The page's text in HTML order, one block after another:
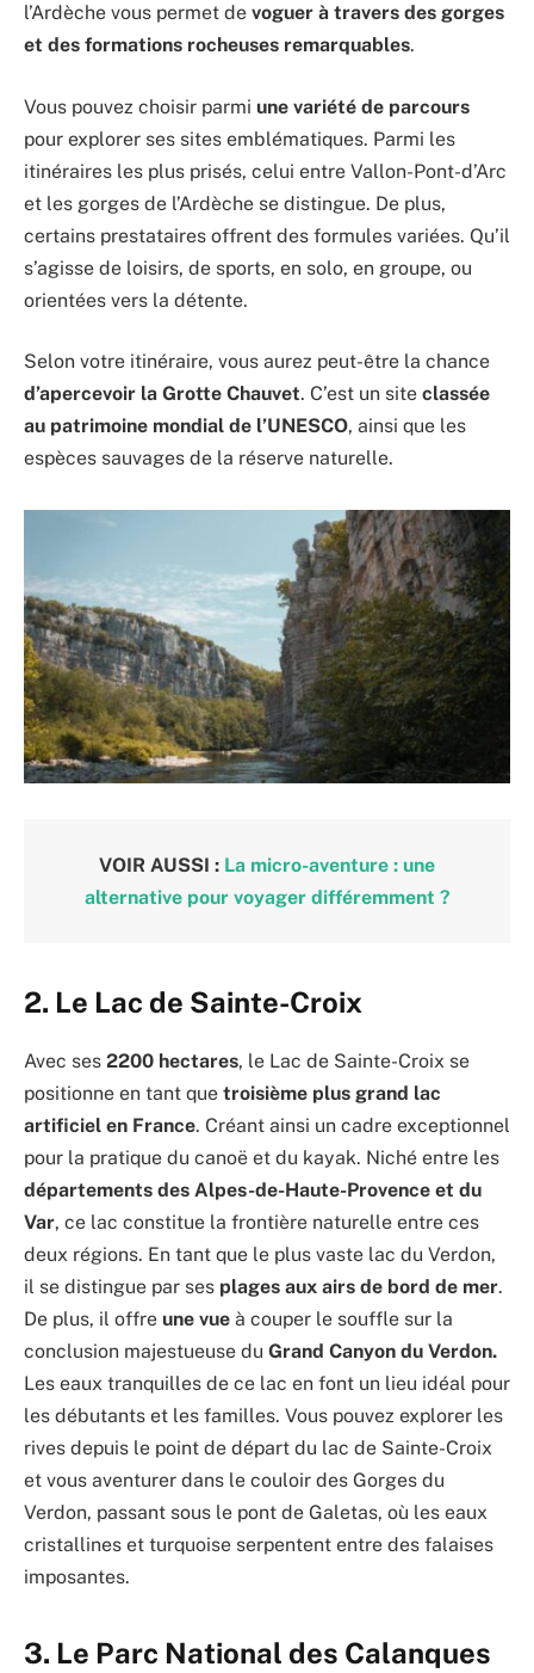
l’Ardèche vous permet de voguer à travers des gorges
et des formations rocheuses remarquables.
Vous pouvez choisir parmi une variété de parcours
pour explorer ses sites emblématiques. Parmi les
itinéraires les plus prisés, celui entre Vallon-Pont-d’Arc
et les gorges de l’Ardèche se distingue. De plus,
certains prestataires offrent des formules variées. Qu’il
s’agisse de loisirs, de sports, en solo, en groupe, ou
orientées vers la détente.
Selon votre itinéraire, vous aurez peut-être la chance
d’apercevoir la Grotte Chauvet. C’est un site classée
au patrimoine mondial de l’UNESCO, ainsi que les
espèces sauvages de la réserve naturelle.
VOIR AUSSI : La micro-aventure : une
alternative pour voyager différemment ?
2. Le Lac de Sainte-Croix
Avec ses 2200 hectares, le Lac de Sainte-Croix se
positionne en tant que troisième plus grand lac
artificiel en France. Créant ainsi un cadre exceptionnel
pour la pratique du canoë et du kayak. Niché entre les
départements des Alpes-de-Haute-Provence et du
Var, ce lac constitue la frontière naturelle entre ces
deux régions. En tant que le plus vaste lac du Verdon,
il se distingue par ses plages aux airs de bord de mer.
De plus, il offre une vue à couper le souffle sur la
conclusion majestueuse du Grand Canyon du Verdon.
Les eaux tranquilles de ce lac en font un lieu idéal pour
les débutants et les familles. Vous pouvez explorer les
rives depuis le point de départ du lac de Sainte-Croix
et vous aventurer dans le couloir des Gorges du
Verdon, passant sous le pont de Galetas, où les eaux
cristallines et turquoise serpentent entre des falaises
imposantes.
3. Le Parc National des Calanques